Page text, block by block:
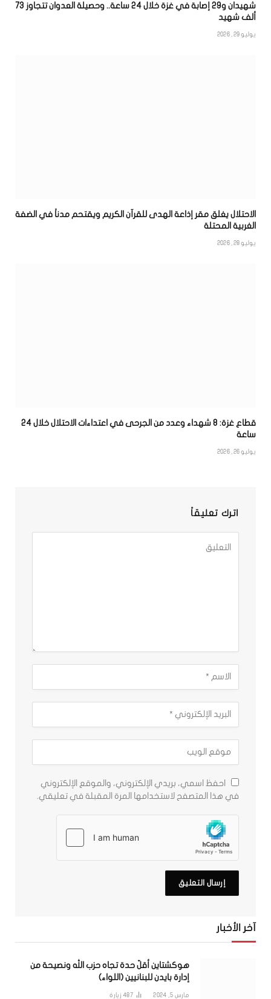
شهيدان و29 إصابة في غزة خلال 24 ساعة.. وحصيلة العدوان تتجاوز 73
ألف شهيد
يوليو 29, 2026
الاحتلال يغلق مقر إذاعة الهدى للقرآن الكريم ويقتحم مدناً في الضفة
الغربية المحتلة
يوليو 28, 2026
قطاع غزة: 8 شهداء وعدد من الجرحى في اعتداءات الاحتلال خلال 24
ساعة
يوليو 26, 2026
اترك تعليقاً
احفظ اسمي، بريدي الإلكتروني، والموقع الإلكتروني
في هذا المتصفح لاستخدامها المرة المقبلة في تعليقي.
آخر الأخبار
هوكشتاين أقلّ حدة تجاه حزب الله ونصيحة من
إدارة بايدن للبنانيين (اللواء)
مارس 5, 2024 487 زيارة